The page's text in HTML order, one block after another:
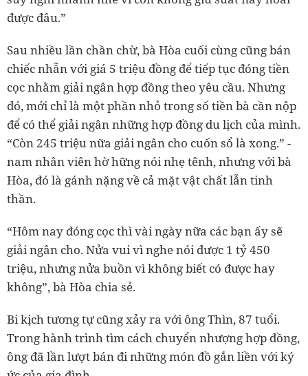
được đâu.”
Sau nhiều lần chần chừ, bà Hòa cuối cùng cũng bán
chiếc nhẫn với giá 5 triệu đồng để tiếp tục đóng tiền
cọc nhằm giải ngân hợp đồng theo yêu cầu. Nhưng
đó, mới chỉ là một phần nhỏ trong số tiền bà cần nộp
để có thể giải ngân những hợp đồng du lịch của mình.
“Còn 245 triệu nữa giải ngân cho cuốn sổ là xong.” -
nam nhân viên hờ hững nói nhẹ tênh, nhưng với bà
Hòa, đó là gánh nặng về cả mặt vật chất lẫn tinh
thần.
“Hôm nay đóng cọc thì vài ngày nữa các bạn ấy sẽ
giải ngân cho. Nửa vui vì nghe nói được 1 tỷ 450
triệu, nhưng nửa buồn vì không biết có được hay
không”, bà Hòa chia sẻ.
Bi kịch tương tự cũng xảy ra với ông Thìn, 87 tuổi.
Trong hành trình tìm cách chuyển nhượng hợp đồng,
ông đã lần lượt bán đi những món đồ gắn liền với ký